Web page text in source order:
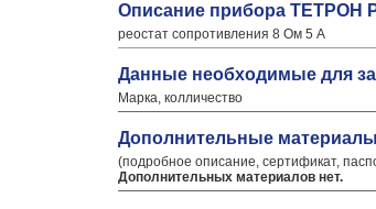
Описание прибора ТЕТРОН
реостат сопротивления 8 Ом 5 А
Данные необходимые для
Марка, колличество
Дополнительные
(подробное описание, сертификат,
Дополнительных материалов нет.